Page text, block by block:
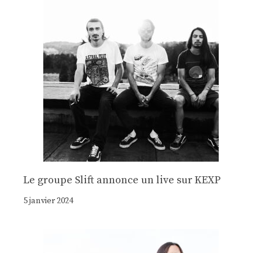
Le groupe Slift annonce un live sur KEXP
5 janvier 2024